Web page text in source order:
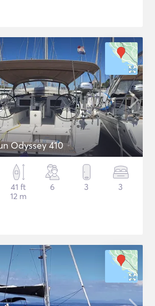
Odyssey 410
41 ft
12 m
6 3 3